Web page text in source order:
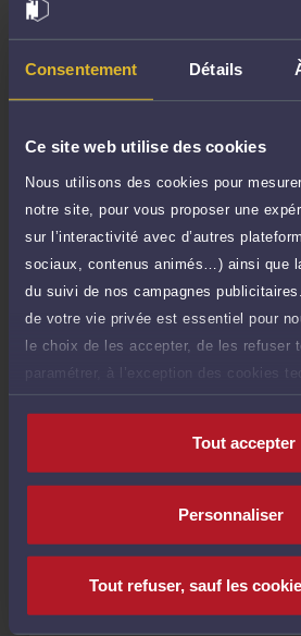
Consentement Détails
Ce site web utilise des cookies
Nous utilisons des cookies pour
notre site, pour vous proposer une
sur l’interactivité avec d’autres
sociaux, contenus animés…) ainsi que
du suivi de nos campagnes
de votre vie privée est essentiel pour
le choix de les accepter, de les refuser
paramétrer, à l’exception des cookies
nécessaires au fonctionnement du site.
Tout accepter
Personnaliser
Tout refuser, sauf les
Question simple
de 1.000 caractères)
Poser
Consultation écrite
Etude de votre dossier +
d'ajout d'une pièce jointe
Compétences
Droit des enfants
Droit routier et de la circulation